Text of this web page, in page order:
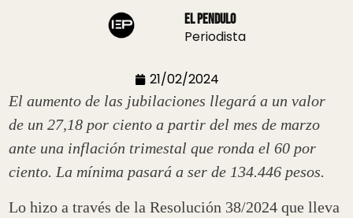
El Pendulo
Periodista
21/02/2024
El aumento de las jubilaciones llegará a un valor
de un 27,18 por ciento a partir del mes de marzo
ante una inflación trimestal que ronda el 60 por
ciento. La mínima pasará a ser de 134.446 pesos.
Lo hizo a través de la Resolución 38/2024 que lleva